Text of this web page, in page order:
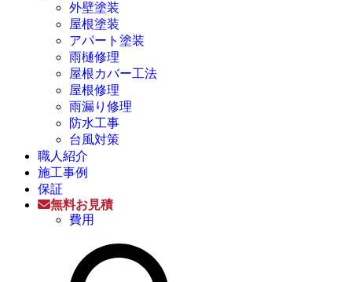
外壁塗装
屋根塗装
アパート塗装
雨樋修理
屋根カバー工法
屋根修理
雨漏り修理
防水工事
台風対策
職人紹介
施工事例
保証
無料お見積
費用